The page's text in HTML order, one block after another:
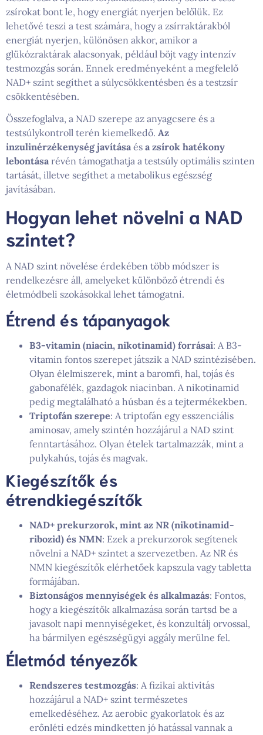
zsírokat bont le, hogy energiát nyerjen belőlük. Ez
lehetővé teszi a test számára, hogy a zsírraktárakból
energiát nyerjen, különösen akkor, amikor a
glükózraktárak alacsonyak, például böjt vagy intenzív
testmozgás során. Ennek eredményeként a megfelelő
NAD+ szint segíthet a súlycsökkentésben és a testzsír
csökkentésében.
Összefoglalva, a NAD szerepe az anyagcsere és a
testsúlykontroll terén kiemelkedő. Az
inzulinérzékenység javítása és a zsírok hatékony
lebontása révén támogathatja a testsúly optimális szinten
tartását, illetve segíthet a metabolikus egészség
javításában.
Hogyan lehet növelni a NAD
szintet?
A NAD szint növelése érdekében több módszer is
rendelkezésre áll, amelyeket különböző étrendi és
életmódbeli szokásokkal lehet támogatni.
Étrend és tápanyagok
B3-vitamin (niacin, nikotinamid) forrásai: A B3-
vitamin fontos szerepet játszik a NAD szintézisében.
Olyan élelmiszerek, mint a baromfi, hal, tojás és
gabonafélék, gazdagok niacinban. A nikotinamid
pedig megtalálható a húsban és a tejtermékekben.
Triptofán szerepe: A triptofán egy esszenciális
aminosav, amely szintén hozzájárul a NAD szint
fenntartásához. Olyan ételek tartalmazzák, mint a
pulykahús, tojás és magvak.
Kiegészítők és
étrendkiegészítők
NAD+ prekurzorok, mint az NR (nikotinamid-
ribozid) és NMN: Ezek a prekurzorok segítenek
növelni a NAD+ szintet a szervezetben. Az NR és
NMN kiegészítők elérhetőek kapszula vagy tabletta
formájában.
Biztonságos mennyiségek és alkalmazás: Fontos,
hogy a kiegészítők alkalmazása során tartsd be a
javasolt napi mennyiségeket, és konzultálj orvossal,
ha bármilyen egészségügyi aggály merülne fel.
Életmód tényezők
Rendszeres testmozgás: A fizikai aktivitás
hozzájárul a NAD+ szint természetes
emelkedéséhez. Az aerobic gyakorlatok és az
erőnléti edzés mindketten jó hatással vannak a